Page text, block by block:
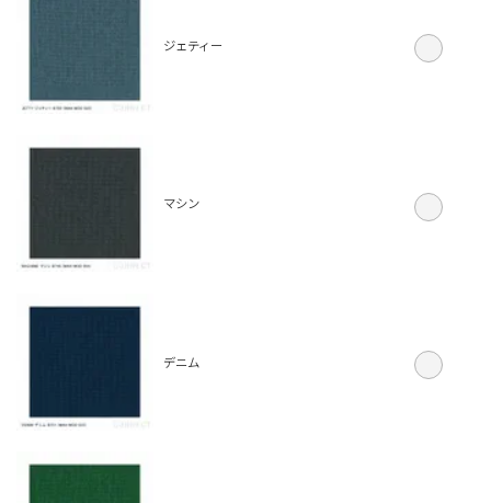
ジェティー
マシン
デニム